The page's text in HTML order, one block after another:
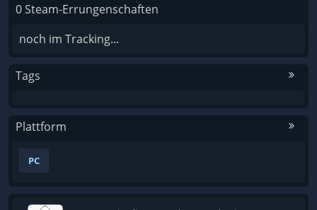
0 Steam-Errungenschaften
noch im Tracking...
Tags
Plattform
PC